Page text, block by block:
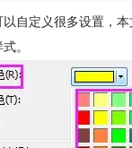
以自定义很多设置，
。